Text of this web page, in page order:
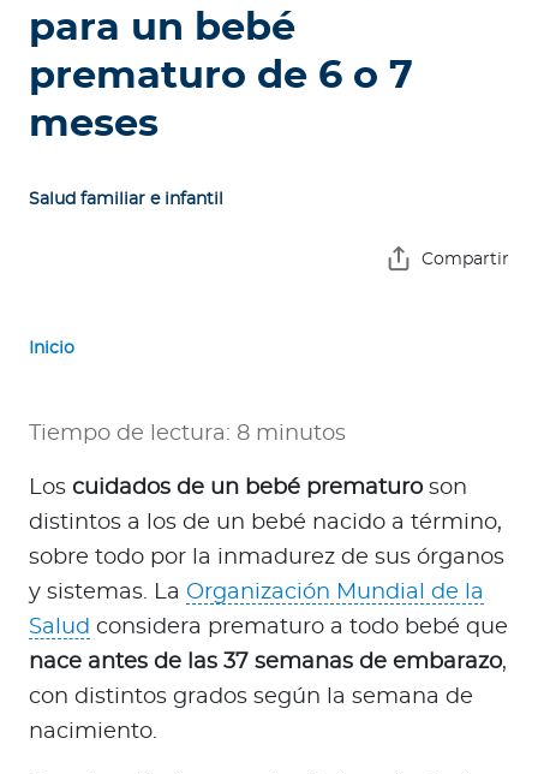
o
para un bebé
prematuro de 6 o 7
meses
Salud familiar e infantil
Compartir
Inicio
Tiempo de lectura: 8 minutos
Los cuidados de un bebé prematuroson
distintos a los de un bebé nacido a término,
sobre todo por la inmadurez de sus órganos
y sistemas. La Organización Mundial de la
Salud considera prematuro a todo bebé que
nace antes de las 37 semanas de embarazo,
con distintos grados según la semana de
nacimiento.